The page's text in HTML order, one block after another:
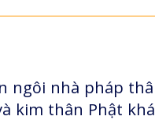
ngôi nhà pháp
kim thân Phật